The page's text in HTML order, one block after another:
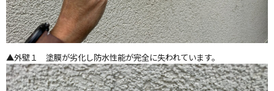
▲外壁１ 塗膜が劣化し防水性能が完全に失われています。